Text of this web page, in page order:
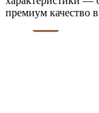
премиум качество